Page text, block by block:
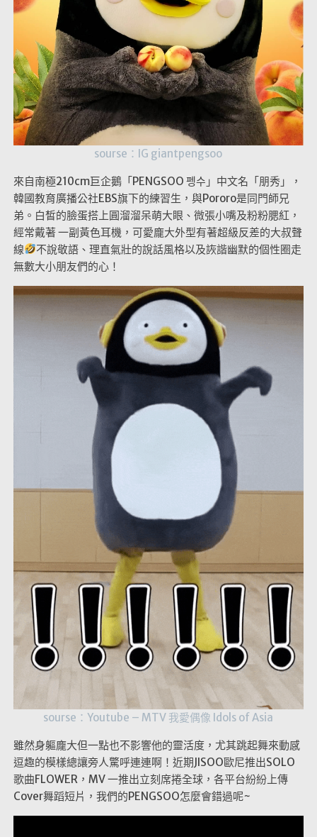
sourse：IG giantpengsoo
來自南極210cm巨企鵝「PENGSOO 펭수」中文名「朋秀」，
韓國教育廣播公社EBS旗下的練習生，與Pororo是同門師兄
弟。白皙的臉蛋搭上圓溜溜呆萌大眼、微張小嘴及粉粉腮紅，
經常戴著 一副黃色耳機，可愛龐大外型有著超級反差的大叔聲
線
不說敬語、理直氣壯的說話風格以及詼諧幽默的個性圈走
無數大小朋友們的心！
sourse：Youtube – MTV 我愛偶像 Idols of Asia
雖然身軀龐大但一點也不影響他的靈活度，尤其跳起舞來動感
逗趣的模樣總讓旁人驚呼連連啊！近期JISOO歐尼推出SOLO
歌曲FLOWER，MV 一推出立刻席捲全球，各平台紛紛上傳
Cover舞蹈短片，我們的PENGSOO怎麼會錯過呢~